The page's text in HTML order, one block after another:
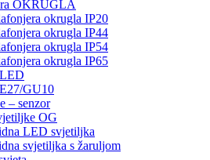
OKRUGLA
okrugla IP20
okrugla IP44
okrugla IP54
okrugla IP65
GU10
– senzor
OG
LED svjetiljka
svjetiljka s žaruljom